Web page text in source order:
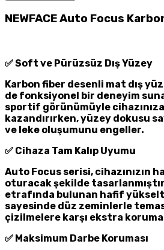
NEWFACE Auto Focus
✅Soft ve Pürüzsüz Dış Yüzey
Karbon fiber desenli mat dış
de fonksiyonel bir deneyim
sportif görünümüyle
kazandırırken, yüzey dokusu
ve leke oluşumunu engeller.
✅ Cihaza Tam Kalıp Uyumu
Auto Focus serisi, cihazınızın
oturacak şekilde
etrafında bulunan hafif
sayesinde düz zeminlerle
çizilmelere karşı ekstra
✅ Maksimum Darbe Koruması